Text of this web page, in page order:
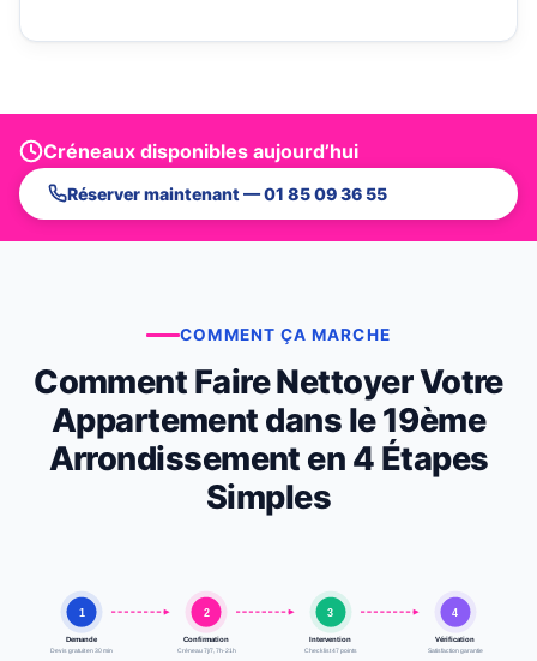
Créneaux disponibles aujourd’hui
Réserver maintenant — 01 85 09 36 55
COMMENT ÇA MARCHE
Comment Faire Nettoyer Votre
Appartement dans le 19ème
Arrondissement en 4 Étapes
Simples
1
Demande
Devis gratuit en 30 min
2
Confirmation
Créneau 7j/7, 7h-21h
3
Intervention
Checklist 47 points
4
Vérification
Satisfaction garantie